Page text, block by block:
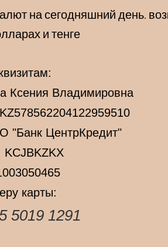
на сегодняшний день.
и тенге
Ксения Владимировна
"Банк ЦентрКредит"
карты:
5019 1291